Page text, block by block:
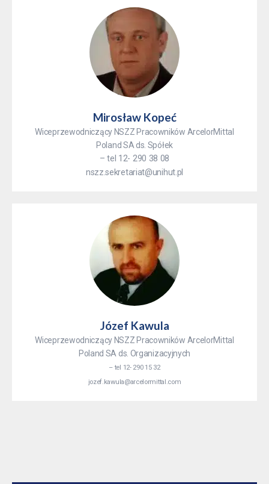
Mirosław Kopeć
Wiceprzewodniczący NSZZ Pracowników ArcelorMittal
Poland SA ds. Spółek
– tel 12- 290 38 08
nszz.sekretariat@unihut.pl
Józef Kawula
Wiceprzewodniczący NSZZ Pracowników ArcelorMittal
Poland SA ds. Organizacyjnych
– tel 12- 290 15 32
jozef.kawula@arcelormittal.com